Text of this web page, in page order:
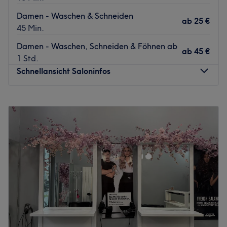
Damen - Waschen & Schneiden
45 Min.
ab 25 €
Damen - Waschen, Schneiden & Föhnen ab
1 Std.
ab 45 €
Schnellansicht Saloninfos
Mittwoch
10:00
19:00
Donnerstag
10:00–19:00
Freitag
10:00–19:00
Samstag
10:00– 17:00
Sonntag
Geschlossen
Haar Paradies in Berlin, Wedding ist ein Ort, an dem
jedes Detail zählt. Hier werden Looks kreiert, die die
natürliche Schönheit und Individualität der Kund:innen